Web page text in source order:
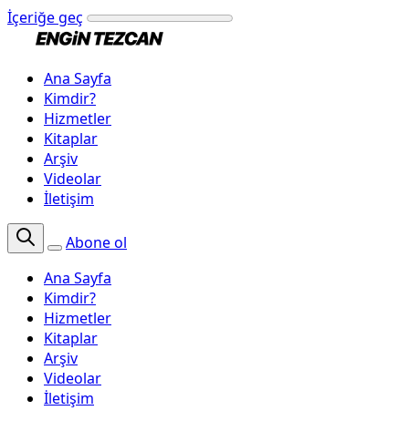
İçeriğe geç
Ana Sayfa
Kimdir?
Hizmetler
Kitaplar
Arşiv
Videolar
İletişim
Abone ol
Ana Sayfa
Kimdir?
Hizmetler
Kitaplar
Arşiv
Videolar
İletişim